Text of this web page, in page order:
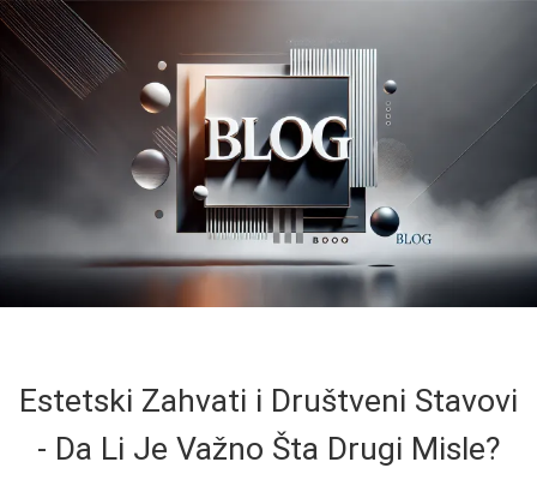
Estetski Zahvati i Društveni Stavovi
- Da Li Je Važno Šta Drugi Misle?